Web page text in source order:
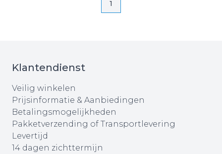
Pagina
1
Klantendienst
Veilig winkelen
Prijsinformatie & Aanbiedingen
Betalingsmogelijkheden
Pakketverzending of Transportlevering
Levertijd
14 dagen zichttermijn